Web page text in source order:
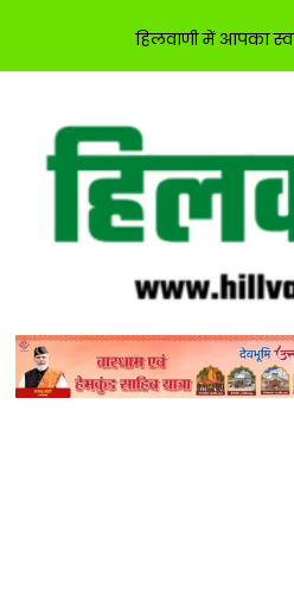
content
हिलवाणी में आपका